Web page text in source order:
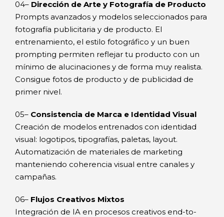
04– Dirección de Arte y Fotografía de Producto
Prompts avanzados y modelos seleccionados para
fotografía publicitaria y de producto. El
entrenamiento, el estilo fotográfico y un buen
prompting permiten reflejar tu producto con un
mínimo de alucinaciones y de forma muy realista.
Consigue fotos de producto y de publicidad de
primer nivel.
05– Consistencia de Marca e Identidad Visual
Creación de modelos entrenados con identidad
visual: logotipos, tipografías, paletas, layout.
Automatización de materiales de marketing
manteniendo coherencia visual entre canales y
campañas.
06– Flujos Creativos Mixtos
Integración de IA en procesos creativos end-to-